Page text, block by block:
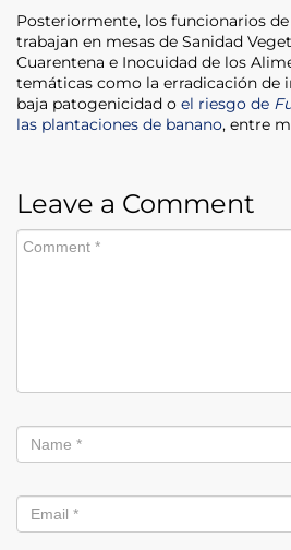
Posteriormente, los funcionarios de
trabajan en mesas de Sanidad
Cuarentena e Inocuidad de los
temáticas como la erradicación de
baja patogenicidad o el riesgo de
las plantaciones de banano, entre
Leave a Comment